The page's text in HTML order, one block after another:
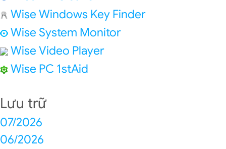
Wise Windows Key Finder
Wise System Monitor
Wise Video Player
Wise PC 1stAid
Lưu trữ
07/2026
06/2026